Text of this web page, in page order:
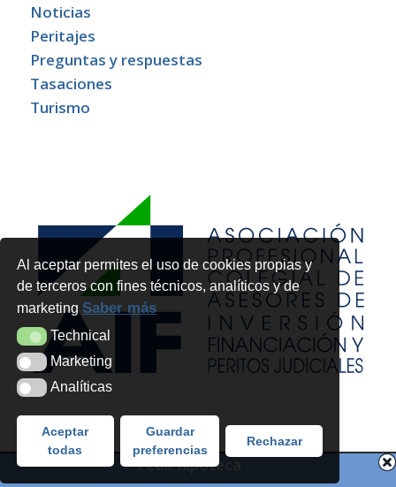
Al aceptar permites el uso de cookies propias y
de terceros con fines técnicos, analíticos y de
marketingSaber más
TechnicalTechnical
MarketingMarketing
AnalíticasAnalíticas
Aceptar
todas
Guardar
preferencias
Rechazar
Noticias
Peritajes
Preguntas y respuestas
Tasaciones
Turismo
Pedir hipoteca